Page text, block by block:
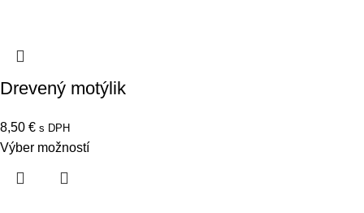
Drevený motýlik
8,50 € s DPH
Výber možností